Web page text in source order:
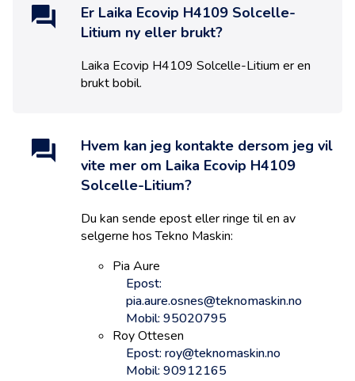
Er Laika Ecovip H4109 Solcelle-
Litium ny eller brukt?
Laika Ecovip H4109 Solcelle-Litium er en
bruktbobil.
Hvem kan jeg kontakte dersom jeg vil
vite mer om Laika Ecovip H4109
Solcelle-Litium?
Du kan sende epost eller ringe til en av
selgerne hosTekno Maskin:
Pia Aure
Epost:
pia.aure.osnes@teknomaskin.no
Mobil: 95020795
Roy Ottesen
Epost: roy@teknomaskin.no
Mobil: 90912165